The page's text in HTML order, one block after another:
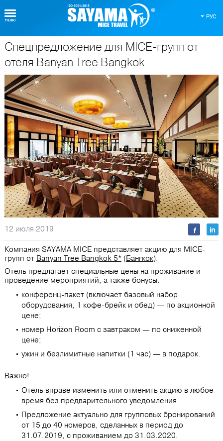
РУС
О Таиланде
Спецпредложение для MICE-групп от
отеля Banyan Tree Bangkok
12 июля 2019
Компания SAYAMA MICE представляет акцию для MICE-
групп от Banyan Tree Bangkok 5* (Бангкок).
Отель предлагает специальные цены на проживание и
проведение мероприятий, а также бонусы:
конференц-пакет (включает базовый набор
оборудования, 1 кофе-брейк и обед) — по акционной
цене;
номер Horizon Room с завтраком ― по сниженной
цене;
ужин и безлимитные напитки (1 час) — в подарок.
Важно!
Отель вправе изменить или отменить акцию в любое
время без предварительного уведомления.
Предложение актуально для групповых бронирований
от 15 до 40 номеров, сделанных в период до
31.07.2019, с проживанием до 31.03.2020.